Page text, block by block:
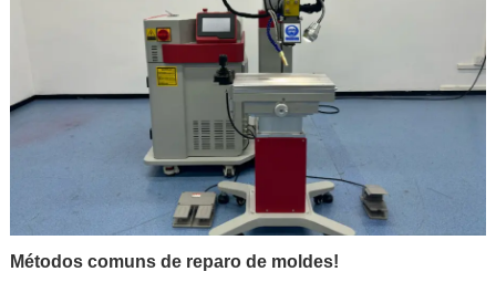
Métodos comuns de reparo de moldes!